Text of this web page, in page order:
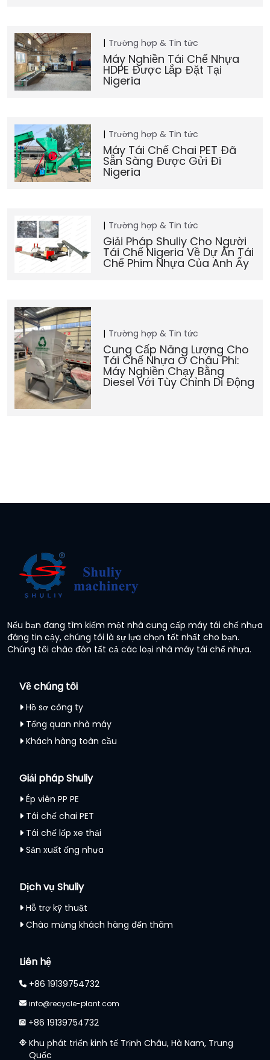
Trường hợp & Tin tức
Máy Nghiền Tái Chế Nhựa
HDPE Được Lắp Đặt Tại
Nigeria
Trường hợp & Tin tức
Máy Tái Chế Chai PET Đã
Sẵn Sàng Được Gửi Đi
Nigeria
Trường hợp & Tin tức
Giải Pháp Shuliy Cho Người
Tái Chế Nigeria Về Dự Án Tái
Chế Phim Nhựa Của Anh Ấy
Trường hợp & Tin tức
Cung Cấp Năng Lượng Cho
Tái Chế Nhựa Ở Châu Phi:
Máy Nghiền Chạy Bằng
Diesel Với Tùy Chỉnh Di Động
Nếu bạn đang tìm kiếm một nhà cung cấp máy tái chế nhựa
đáng tin cậy, chúng tôi là sự lựa chọn tốt nhất cho bạn.
Chúng tôi chào đón tất cả các loại nhà máy tái chế nhựa.
Về chúng tôi
Hồ sơ công ty
Tổng quan nhà máy
Khách hàng toàn cầu
Giải pháp Shuliy
Ép viên PP PE
Tái chế chai PET
Tái chế lốp xe thải
Sản xuất ống nhựa
Dịch vụ Shuliy
Hỗ trợ kỹ thuật
Chào mừng khách hàng đến thăm
Liên hệ
+86 19139754732
info@recycle-plant.com
+86 19139754732
Khu phát triển kinh tế Trịnh Châu, Hà Nam, Trung
Quốc